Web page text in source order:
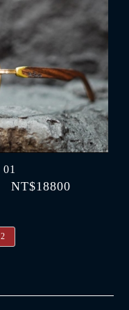
01
NT$18800
2